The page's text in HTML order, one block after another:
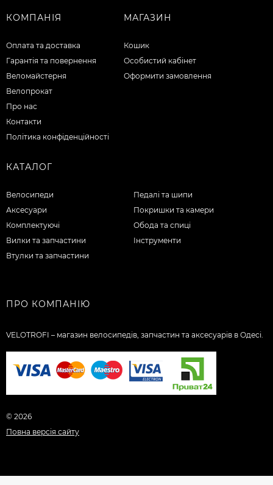
КОМПАНІЯ
Оплата та доставка
Гарантія та повернення
Веломайстерня
Велопрокат
Про нас
Контакти
Політика конфіденційності
МАГАЗИН
Кошик
Особистий кабінет
Оформити замовлення
КАТАЛОГ
Велосипеди
Аксесуари
Комплектуючі
Вилки та запчастини
Втулки та запчастини
Педалі та шипи
Покришки та камери
Обода та спиці
Інструменти
ПРО КОМПАНІЮ
VELOTROFI – магазин велосипедів, запчастин та аксесуарів в Одесі.
© 2026
Повна версія сайту